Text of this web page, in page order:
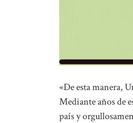
«De esta manera,
Mediante años de
país y